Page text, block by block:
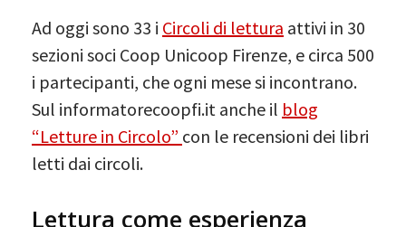
Ad oggi sono 33 i Circoli di lettura attivi in 30
sezioni soci Coop Unicoop Firenze, e circa 500
i partecipanti, che ogni mese si incontrano.
Sul informatorecoopfi.it anche il blog
“Letture in Circolo” con le recensioni dei libri
letti dai circoli.
Lettura come esperienza